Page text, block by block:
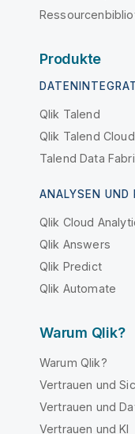
Produkte
Qlik Talend
Qlik Talend Cloud
Talend Data
ANALYSEN UND
Qlik Cloud
Qlik Answers
Qlik Predict
Qlik Automate
Warum Qlik?
Warum Qlik?
Vertrauen und
Vertrauen und
Vertrauen und KI